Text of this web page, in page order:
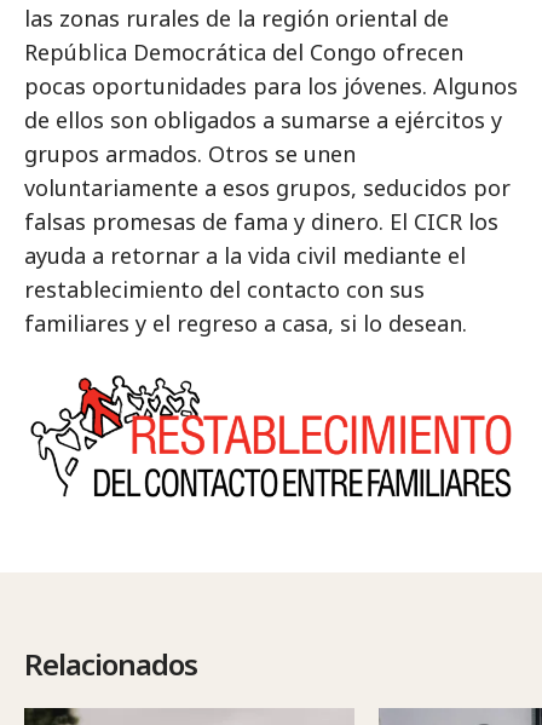
las zonas rurales de la región oriental de
República Democrática del Congo ofrecen
pocas oportunidades para los jóvenes. Algunos
de ellos son obligados a sumarse a ejércitos y
grupos armados. Otros se unen
voluntariamente a esos grupos, seducidos por
falsas promesas de fama y dinero. El CICR los
ayuda a retornar a la vida civil mediante el
restablecimiento del contacto con sus
familiares y el regreso a casa, si lo desean.
Relacionados